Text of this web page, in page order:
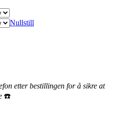
Nullstill
etter bestillingen for å sikre at
☎️